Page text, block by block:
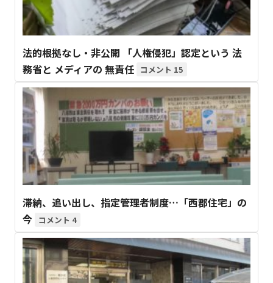
法的根拠なし・非公開 「人権侵犯」認定という 法
務省と メディアの 無責任
15
滞納、追い出し、指定管理者制度…「西郡住宅」の
今
4